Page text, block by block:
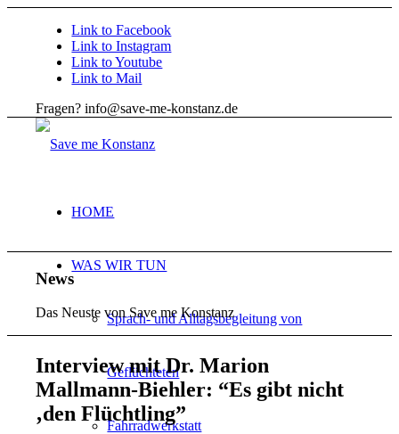
Link to Facebook
Link to Instagram
Link to Youtube
Link to Mail
Fragen? info@save-me-konstanz.de
HOME
WAS WIR TUN
Sprach- und Alltagsbegleitung von
Geflüchteten
Fahrradwerkstatt
News
Das Neuste von Save me Konstanz
Interview mit Dr. Marion
Mallmann-Biehler: “Es gibt nicht
‚den Flüchtling”